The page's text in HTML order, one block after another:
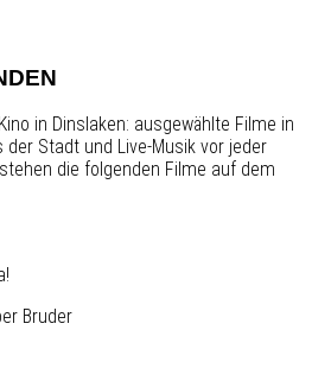
in Dinslaken: ausgewählte Filme in
Stadt und Live-Musik vor jeder
die folgenden Filme auf dem
Bruder